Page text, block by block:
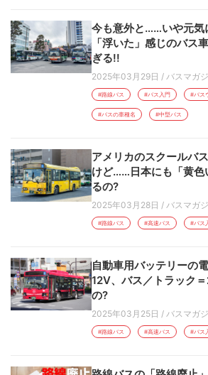
今も意外と……いや元
「浮いた」感じのバス
ぎる!!
2025年03月29日 / バスマガ
#路線バス #バス入門 #バス
#バスの車種名 #中型バス
アメリカのスクールバ
けど……日本にも「黄色
るの?
2025年03月28日 / バスマガ
#路線バス #高速バス #バス
自動車用バッテリーの
12V、バス／トラック
の?
2025年03月25日 / バスマガ
#路線バス #高速バス #バス